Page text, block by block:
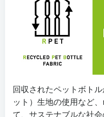
回収されたペットボト
ット）生地の使用など
て、サステナブルな社